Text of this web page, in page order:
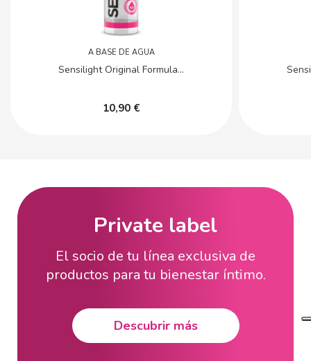
A BASE DE AGUA
Sensilight Original Formula...
10,90 €
Private label
El socio de tu línea exclusiva de
productos para tu bienestar íntimo.
Descubrir más